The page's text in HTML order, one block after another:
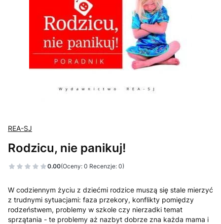
REA-SJ
Rodzicu, nie panikuj!
0.00(Oceny: 0 Recenzje: 0)
W codziennym życiu z dziećmi rodzice muszą się stale mierzyć
z trudnymi sytuacjami: faza przekory, konflikty pomiędzy
rodzeństwem, problemy w szkole czy nierzadki temat
sprzątania - te problemy aż nazbyt dobrze zna każda mama i